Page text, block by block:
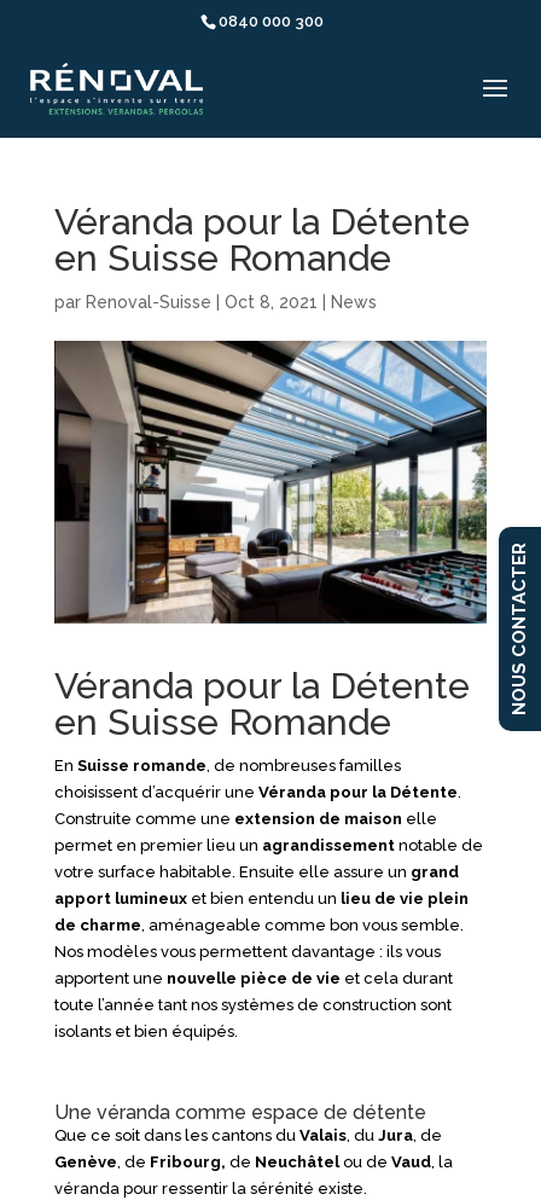
0840 000 300
Véranda pour la Détente
en Suisse Romande
par Renoval-Suisse Oct 8, 2021 News
Véranda pour la Détente
en Suisse Romande
En Suisse romande , de nombreuses familles
choisissent d’acquérir une Véranda pour la Détente
Construite comme une extension de maison elle
permet en premier lieu un agrandissementnotable de
votre surface habitable. Ensuite elle assure un grand
apport lumineuxet bien entendu un lieu de vie plein
de charme , aménageable comme bon vous semble.
Nos modèles vous permettent davantage : ils vous
apportent une nouvelle pièce de vie et cela durant
toute l’année tant nos systèmes de construction sont
isolants et bien équipés.
Une véranda comme espace de détente
Que ce soit dans les cantons du Valais, du Jura, de
Genève , de Fribourg, de Neuchâtelou de Vaud, la
véranda pour ressentir la sérénité existe.
NOUS CONTACTER